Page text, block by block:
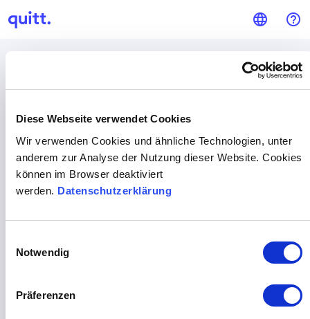
Diese Webseite verwendet Cookies
Wir verwenden Cookies und ähnliche Technologien, unter
anderem zur Analyse der Nutzung dieser Website. Cookies
können im Browser deaktiviert
werden. Datenschutzerklärung
Notwendig
Präferenzen
Privater Arbeitgeber
language help_outline